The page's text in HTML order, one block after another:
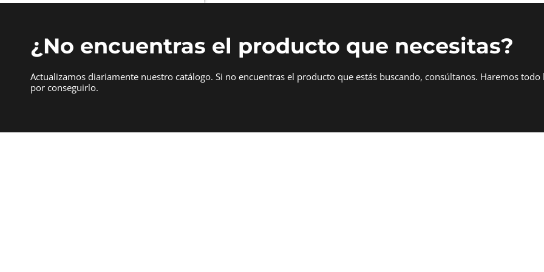
¿No encuentras el producto que necesitas?
Actualizamos diariamente nuestro catálogo. Si no encuentras el producto que estás buscando, consúltanos. Haremos
por conseguirlo.